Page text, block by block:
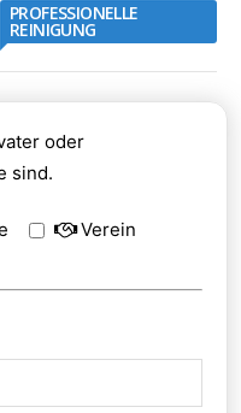
PROFESSIONELLE
REINIGUNG
oder
sind.
Verein